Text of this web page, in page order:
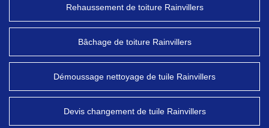
Rehaussement de toiture Rainvillers
Bâchage de toiture Rainvillers
Démoussage nettoyage de tuile Rainvillers
Devis changement de tuile Rainvillers